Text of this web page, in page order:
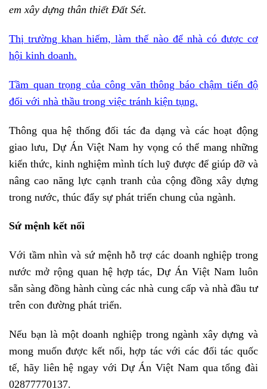
em xây dựng thân thiết Đất Sét.
Thị trường khan hiếm, làm thế nào để nhà có được cơ
hội kinh doanh.
Tầm quan trọng của công văn thông báo chậm tiến độ
đối với nhà thầu trong việc tránh kiện tụng.
Thông qua hệ thống đối tác đa dạng và các hoạt động
giao lưu, Dự Án Việt Nam hy vọng có thể mang những
kiến thức, kinh nghiệm mình tích luỹ được để giúp đỡ và
nâng cao năng lực cạnh tranh của cộng đồng xây dựng
trong nước, thúc đẩy sự phát triển chung của ngành.
Sứ mệnh kết nối
Với tầm nhìn và sứ mệnh hỗ trợ các doanh nghiệp trong
nước mở rộng quan hệ hợp tác, Dự Án Việt Nam luôn
sẵn sàng đồng hành cùng các nhà cung cấp và nhà đầu tư
trên con đường phát triển.
Nếu bạn là một doanh nghiệp trong ngành xây dựng và
mong muốn được kết nối, hợp tác với các đối tác quốc
tế, hãy liên hệ ngay với Dự Án Việt Nam qua tổng đài
02877770137.